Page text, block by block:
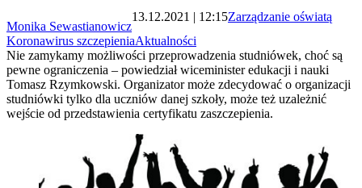
Monika Sewastianowicz
13.12.2021 | 12:15Zarządzanie oświatą
Koronawirus szczepieniaAktualności
Nie zamykamy możliwości przeprowadzenia studniówek, choć są
pewne ograniczenia – powiedział wiceminister edukacji i nauki
Tomasz Rzymkowski. Organizator może zdecydować o organizacji
studniówki tylko dla uczniów danej szkoły, może też uzależnić
wejście od przedstawienia certyfikatu zaszczepienia.